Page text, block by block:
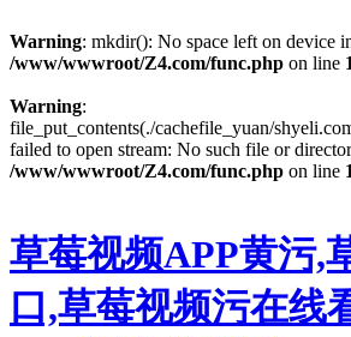
Warning: mkdir(): No space left on device
/www/wwwroot/Z4.com/func.php on line
Warning:
file_put_contents(./cachefile_yuan/
failed to open stream: No such file or
/www/wwwroot/Z4.com/func.php on line
草莓视频APP黄污,
口,草莓视频污在线